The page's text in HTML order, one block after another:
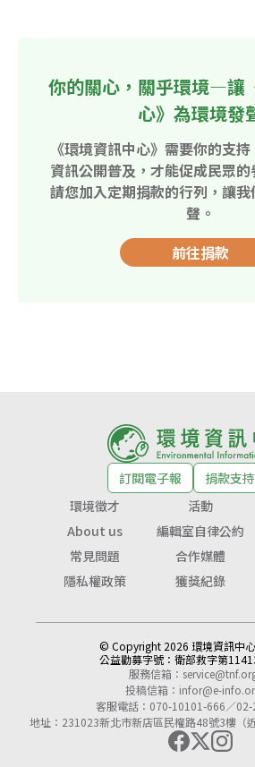
你的關心，關乎環境—讓
心》為環境發
《環境資訊中心》需要你的支
資訊公開普及，才能促成民眾
請您加入定期捐款的行列，讓
聲。
前往捐款
訂閱電子報
捐款支持
環境徵才
活動
About us
編輯室自律公約
常見問題
合作媒體
隱私權政策
獲獎紀錄
© Copyright 2026 環境資訊中
公益勸募字號： 衛部救字第
服務信箱：
投稿信箱： infor@e-
客服電話：070-10101-666／
地址：231023新北市新店區民權路48號3樓（